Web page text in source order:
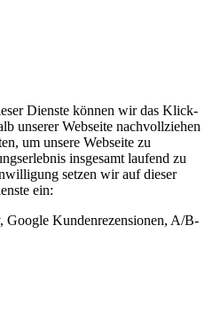
Dienste können wir das Klick-
unserer Webseite nachvollziehen
um unsere Webseite zu
insgesamt laufend zu
setzen wir auf dieser
ein:
Google Kundenrezensionen, A/B-